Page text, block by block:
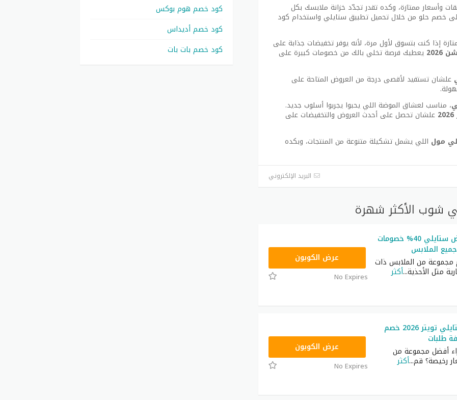
ممتازة، وكده تقدر تجدّد خزانة ملابسك بكل
خصم حلو من خلال تحميل تطبيق ستايلي واستخدام كود
إذا كنت بتسوق لأول مرة، لأنه يوفر تخفيضات جذابة على
يعطيك فرصة تخلي بالك من خصومات كبيرة على
علشان تستفيد لأقصى درجة من العروض المتاحة على
، مناسب لعشاق الموضة اللي يحبوا يجربوا أسلوب جديد.
علشان تحصل على أحدث العروض والتخفيضات على
مول اللي يشمل تشكيلة متنوعة من المنتجات، وبكده
البريد الإلكتروني
شوب الأكثر شهرة
كوبون تخفيض ستايلي 40% خصومات
الملابس
مجموعة من الملابس ذات
مثل الأحذية...أكثر
عرض الكوبون
No Expires
كود خصم ستايلي تويتر 2026 خصم
أفضل مجموعة من
رخيصة؟ قم...أكثر
عرض الكوبون
No Expires
كود خصم هوم بوكس
كود خصم أديداس
كود خصم بات بات